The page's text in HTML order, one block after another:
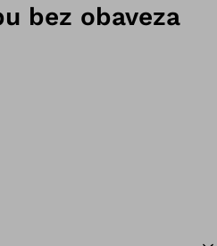
bez obaveza